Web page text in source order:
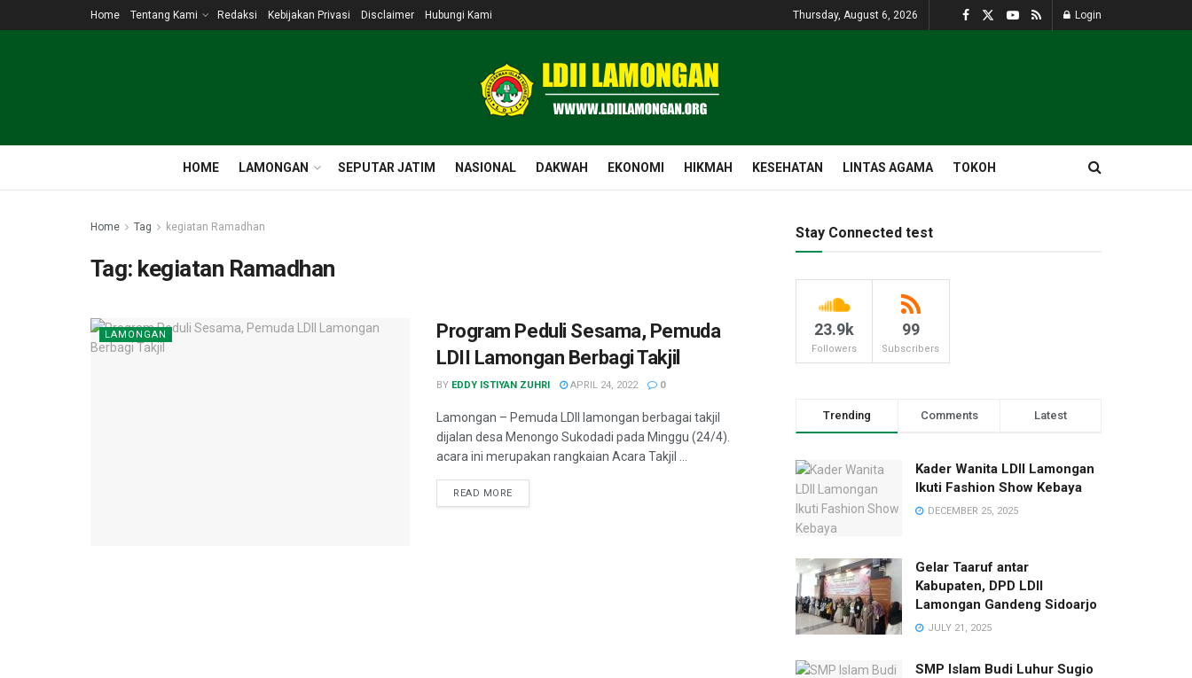
Home Tentang Kami Redaksi Kebijakan Privasi Disclaimer Hubungi Kami Thursday, August 6, 2026 Login
HOME LAMONGAN SEPUTAR JATIM NASIONAL DAKWAH EKONOMI HIKMAH KESEHATAN LINTAS AGAMA TOKOH
Home Tag kegiatan Ramadhan
Tag: kegiatan Ramadhan
LAMONGAN
Program Peduli Sesama, Pemuda
LDII Lamongan Berbagi Takjil
BY EDDY ISTIYAN ZUHRI APRIL 24, 2022 0
Lamongan – Pemuda LDII lamongan berbagai takjil
dijalan desa Menongo Sukodadi pada Minggu (24/4).
acara ini merupakan rangkaian Acara Takjil ...
READ MORE
Stay Connected test
23.9k
Followers
99
Subscribers
Trending Comments Latest
Kader Wanita LDII Lamongan
Ikuti Fashion Show Kebaya
DECEMBER 25, 2025
Gelar Taaruf antar
Kabupaten, DPD LDII
Lamongan Gandeng Sidoarjo
JULY 21, 2025
SMP Islam Budi Luhur Sugio